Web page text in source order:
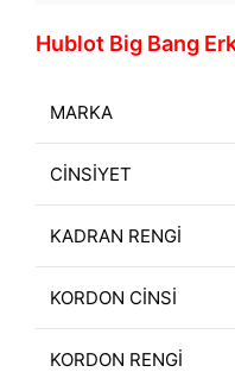
Hublot Big Bang
MARKA
CİNSİYET
KADRAN RENGİ
KORDON CİNSİ
KORDON RENGİ